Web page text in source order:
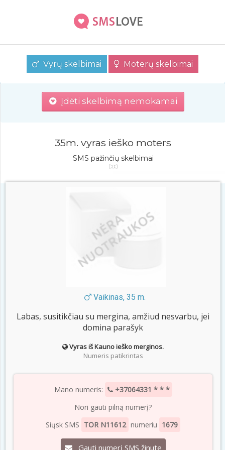
Vyrų skelbimai Moterų skelbimai
Įdėti skelbimą nemokamai
35m. vyras ieško moters
SMS pažinčių skelbimai
Vaikinas, 35 m.
Labas, susitikčiau su mergina, amžiud nesvarbu, jei
domina parašyk
Vyras iš Kauno ieško merginos.
Numeris patikrintas
Mano numeris:
+37064331 * * *
Nori gauti pilną numerį?
Siųsk SMS TOR N11612 numeriu 1679
Gauti numerį SMS žinute